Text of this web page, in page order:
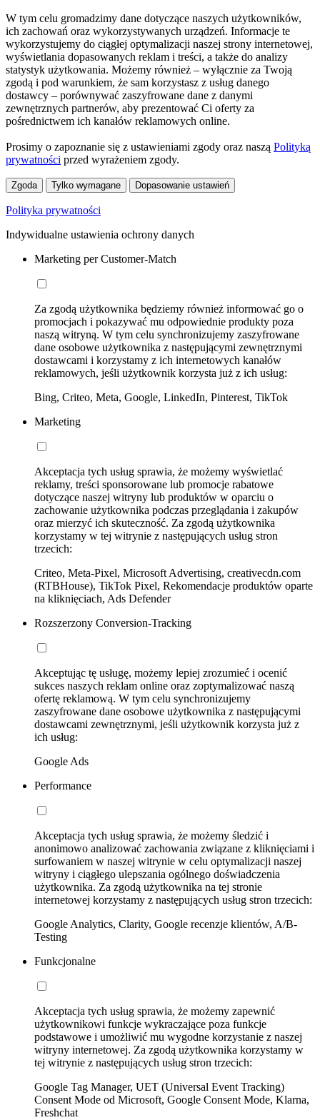
W tym celu gromadzimy dane dotyczące naszych użytkowników,
ich zachowań oraz wykorzystywanych urządzeń. Informacje te
wykorzystujemy do ciągłej optymalizacji naszej strony internetowej,
wyświetlania dopasowanych reklam i treści, a także do analizy
statystyk użytkowania. Możemy również – wyłącznie za Twoją
zgodą i pod warunkiem, że sam korzystasz z usług danego
dostawcy – porównywać zaszyfrowane dane z danymi
zewnętrznych partnerów, aby prezentować Ci oferty za
pośrednictwem ich kanałów reklamowych online.
Prosimy o zapoznanie się z ustawieniami zgody oraz naszą Polityką
prywatności przed wyrażeniem zgody.
Zgoda Tylko wymagane Dopasowanie ustawień
Polityka prywatności
Indywidualne ustawienia ochrony danych
Marketing per Customer-Match
Za zgodą użytkownika będziemy również informować go o
promocjach i pokazywać mu odpowiednie produkty poza
naszą witryną. W tym celu synchronizujemy zaszyfrowane
dane osobowe użytkownika z następującymi zewnętrznymi
dostawcami i korzystamy z ich internetowych kanałów
reklamowych, jeśli użytkownik korzysta już z ich usług:
Bing, Criteo, Meta, Google, LinkedIn, Pinterest, TikTok
Marketing
Akceptacja tych usług sprawia, że możemy wyświetlać
reklamy, treści sponsorowane lub promocje rabatowe
dotyczące naszej witryny lub produktów w oparciu o
zachowanie użytkownika podczas przeglądania i zakupów
oraz mierzyć ich skuteczność. Za zgodą użytkownika
korzystamy w tej witrynie z następujących usług stron
trzecich:
Criteo, Meta-Pixel, Microsoft Advertising, creativecdn.com
(RTBHouse), TikTok Pixel, Rekomendacje produktów oparte
na kliknięciach, Ads Defender
Rozszerzony Conversion-Tracking
Akceptując tę usługę, możemy lepiej zrozumieć i ocenić
sukces naszych reklam online oraz zoptymalizować naszą
ofertę reklamową. W tym celu synchronizujemy
zaszyfrowane dane osobowe użytkownika z następującymi
dostawcami zewnętrznymi, jeśli użytkownik korzysta już z
ich usług:
Google Ads
Performance
Akceptacja tych usług sprawia, że możemy śledzić i
anonimowo analizować zachowania związane z kliknięciami i
surfowaniem w naszej witrynie w celu optymalizacji naszej
witryny i ciągłego ulepszania ogólnego doświadczenia
użytkownika. Za zgodą użytkownika na tej stronie
internetowej korzystamy z następujących usług stron trzecich:
Google Analytics, Clarity, Google recenzje klientów, A/B-
Testing
Funkcjonalne
Akceptacja tych usług sprawia, że możemy zapewnić
użytkownikowi funkcje wykraczające poza funkcje
podstawowe i umożliwić mu wygodne korzystanie z naszej
witryny internetowej. Za zgodą użytkownika korzystamy w
tej witrynie z następujących usług stron trzecich:
Google Tag Manager, UET (Universal Event Tracking)
Consent Mode od Microsoft, Google Consent Mode, Klarna,
Freshchat